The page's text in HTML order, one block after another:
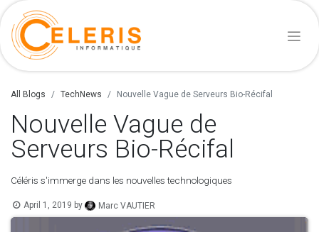
All Blogs TechNews Nouvelle Vague de Serveurs Bio-Récifal
Nouvelle Vague de
Serveurs Bio-Récifal
Céléris s'immerge dans les nouvelles technologiques
April 1, 2019 by Marc VAUTIER